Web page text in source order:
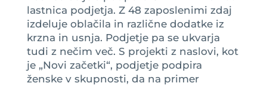
lastnica podjetja. Z 48 zaposlenimi zdaj
izdeluje oblačila in različne dodatke iz
krzna in usnja. Podjetje pa se ukvarja
tudi z nečim več. S projekti z naslovi, kot
je „Novi začetki“, podjetje podpira
ženske v skupnosti, da na primer